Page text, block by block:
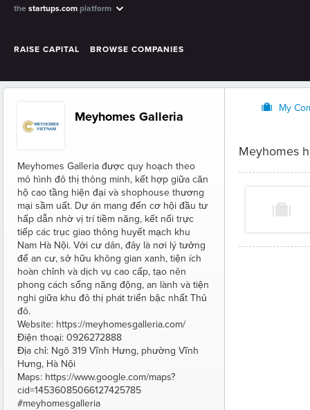
the startups.com platform
RAISE CAPITAL BROWSE COMPANIES
Meyhomes Galleria
Meyhomes Galleria được quy hoạch theo
mô hình đô thị thông minh, kết hợp giữa căn
hộ cao tầng hiện đại và shophouse thương
mại sầm uất. Dự án mang đến cơ hội đầu tư
hấp dẫn nhờ vị trí tiềm năng, kết nối trực
tiếp các trục giao thông huyết mạch khu
Nam Hà Nội. Với cư dân, đây là nơi lý tưởng
để an cư, sở hữu không gian xanh, tiện ích
hoàn chỉnh và dịch vụ cao cấp, tạo nên
phong cách sống năng động, an lành và tiện
nghi giữa khu đô thị phát triển bậc nhất Thủ
đô.
Website: https://meyhomesgalleria.com/
Điện thoại: 0926272888
Địa chỉ: Ngõ 319 Vĩnh Hưng, phường Vĩnh
Hưng, Hà Nội
Maps: https://www.google.com/maps?
cid=14536085066127425785
#meyhomesgalleria
O My
Meyhomes